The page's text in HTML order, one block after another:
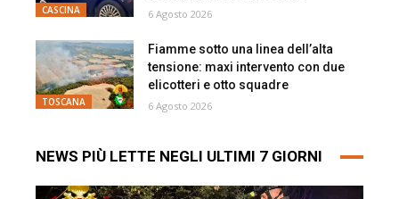
CASCINA 6 Agosto 2026
TOSCANA
Fiamme sotto una linea dell’alta
tensione: maxi intervento con due
elicotteri e otto squadre
6 Agosto 2026
NEWS PIÙ LETTE NEGLI ULTIMI 7 GIORNI